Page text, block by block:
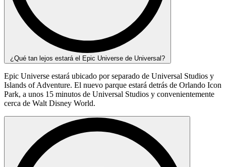
¿Qué tan lejos estará el Epic Universe de Universal?
Epic Universe estará ubicado por separado de Universal Studios y
Islands of Adventure. El nuevo parque estará detrás de Orlando Icon
Park, a unos 15 minutos de Universal Studios y convenientemente
cerca de Walt Disney World.